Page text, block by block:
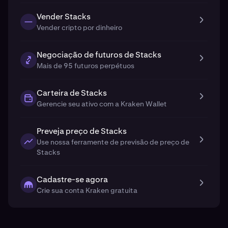
Vender Stacks
Vender cripto por dinheiro
Negociação de futuros de Stacks
Mais de 95 futuros perpétuos
Carteira de Stacks
Gerencie seu ativo com a Kraken Wallet
Preveja preço de Stacks
Use nossa ferramente de previsão de preço de
Stacks
Cadastre-se agora
Crie sua conta Kraken gratuita